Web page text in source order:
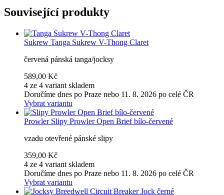
Související produkty
Sukrew Tanga Sukrew V-Thong Claret
červená pánská tanga/jocksy
589,00 Kč
4 ze 4 variant skladem
Doručíme dnes po Praze nebo 11. 8. 2026 po celé ČR
Vybrat variantu
Prowler Slipy Prowler Open Brief bílo-červené
vzadu otevřené pánské slipy
359,00 Kč
4 ze 4 variant skladem
Doručíme dnes po Praze nebo 11. 8. 2026 po celé ČR
Vybrat variantu